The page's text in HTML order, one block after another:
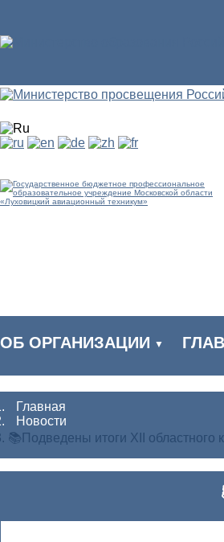
ОБ ОРГАНИЗАЦИИ ▼
Главная
Новости
📚Подведены итоги XII областного